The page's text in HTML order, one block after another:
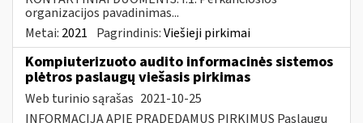
organizacijos pavadinimas...
Metai: 2021 Pagrindinis:Viešieji pirkimai
Kompiuterizuoto audito informacinės sistemos
plėtros paslaugų viešasis pirkimas
Web turinio sąrašas 2021-10-25
INFORMACIJA APIE PRADEDAMUS PIRKIMUS Paslaugų